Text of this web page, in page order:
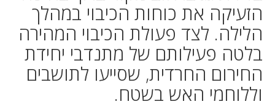
הזעיקה את כוחות הכיבוי במהלך
הלילה. לצד פעולת הכיבוי המהירה
בלטה פעילותם של מתנדבי יחידת
החירום החרדית, שסייעו לתושבים
וללוחמי האש בשטח.